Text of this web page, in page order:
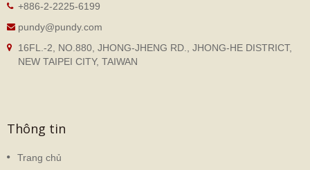
+886-2-2225-6199
pundy@pundy.com
16FL.-2, NO.880, JHONG-JHENG RD., JHONG-HE DISTRICT,
NEW TAIPEI CITY, TAIWAN
Thông tin
Trang chủ